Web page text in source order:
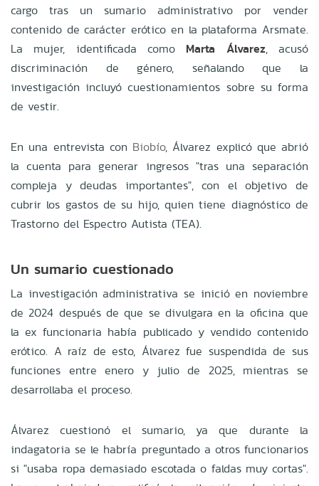
cargo tras un sumario administrativo por vender
contenido de carácter erótico en la plataforma Arsmate.
La mujer, identificada como Marta Álvarez, acusó
discriminación de género, señalando que la
investigación incluyó cuestionamientos sobre su forma
de vestir.
En una entrevista con Biobío, Álvarez explicó que abrió
la cuenta para generar ingresos "tras una separación
compleja y deudas importantes", con el objetivo de
cubrir los gastos de su hijo, quien tiene diagnóstico de
Trastorno del Espectro Autista (TEA).
Un sumario cuestionado
La investigación administrativa se inició en noviembre
de 2024 después de que se divulgara en la oficina que
la ex funcionaria había publicado y vendido contenido
erótico. A raíz de esto, Álvarez fue suspendida de sus
funciones entre enero y julio de 2025, mientras se
desarrollaba el proceso.
Álvarez cuestionó el sumario, ya que durante la
indagatoria se le habría preguntado a otros funcionarios
si "usaba ropa demasiado escotada o faldas muy cortas".